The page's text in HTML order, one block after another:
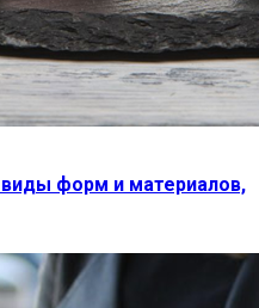
форм и материалов,